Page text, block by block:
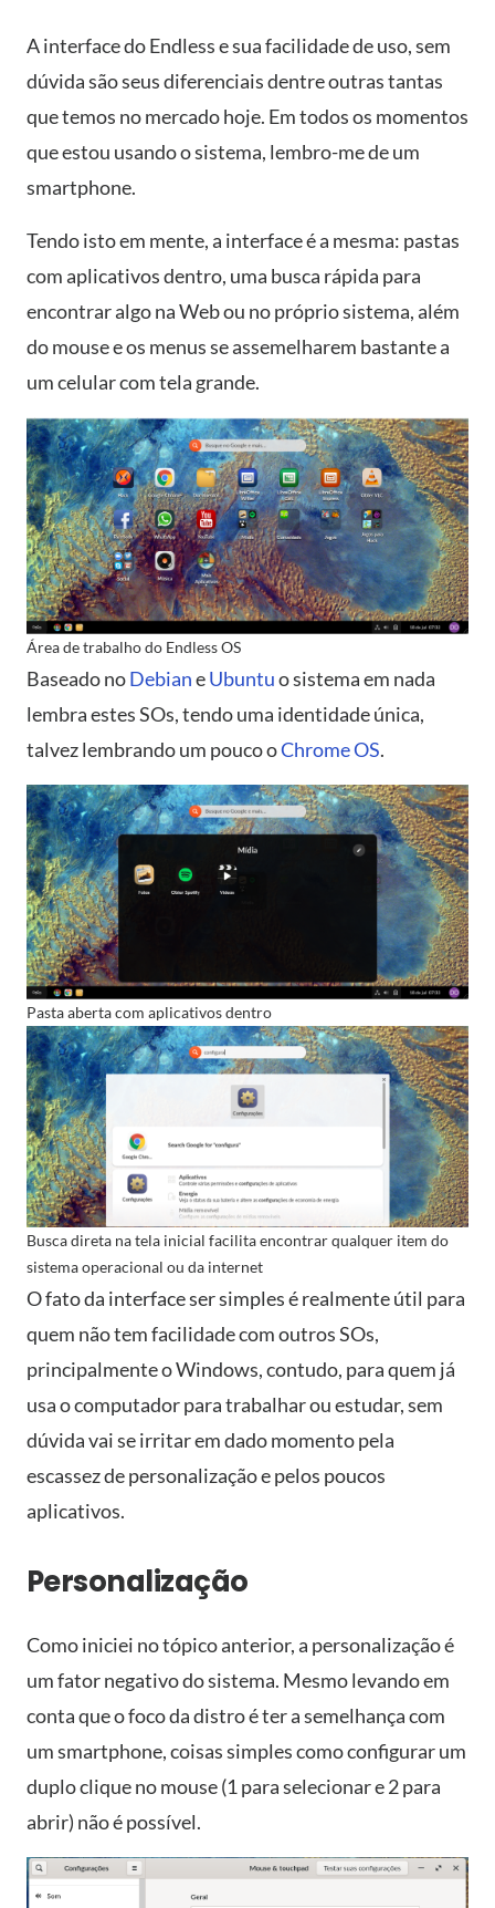
A interface do Endless e sua facilidade de uso, sem
dúvida são seus diferenciais dentre outras tantas
que temos no mercado hoje. Em todos os momentos
que estou usando o sistema, lembro-me de um
smartphone.
Tendo isto em mente, a interface é a mesma: pastas
com aplicativos dentro, uma busca rápida para
encontrar algo na Web ou no próprio sistema, além
do mouse e os menus se assemelharem bastante a
um celular com tela grande.
Área de trabalho do Endless OS
Baseado noDebianeUbuntuo sistema em nada
lembra estes SOs, tendo uma identidade única,
talvez lembrando um pouco oChrome OS.
Pasta aberta com aplicativos dentro
Busca direta na tela inicial facilita encontrar qualquer item do
sistema operacional ou da internet
O fato da interface ser simples é realmente útil para
quem não tem facilidade com outros SOs,
principalmente o Windows, contudo, para quem já
usa o computador para trabalhar ou estudar, sem
dúvida vai se irritar em dado momento pela
escassez de personalização e pelos poucos
aplicativos.
Personalização
Como iniciei no tópico anterior, a personalização é
um fator negativo do sistema. Mesmo levando em
conta que o foco da distro é ter a semelhança com
um smartphone, coisas simples como configurar um
duplo clique no mouse (1 para selecionar e 2 para
abrir) não é possível.